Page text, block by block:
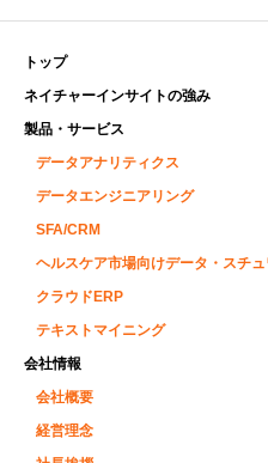
トップ
ネイチャーインサイトの強み
製品・サービス
データアナリティクス
データエンジニアリング
SFA/CRM
ヘルスケア市場向けデータ・スチュ
クラウドERP
テキストマイニング
会社情報
会社概要
経営理念